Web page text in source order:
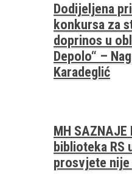
Dodijeljena
konkursa za
doprinos u
Depolo“ –
Karadeglić
MH
biblioteka RS
prosvjete nije